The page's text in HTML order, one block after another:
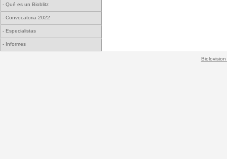
- Qué es un Bioblitz
- Convocatoria 2022
- Especialistas
- Informes
Biolovision